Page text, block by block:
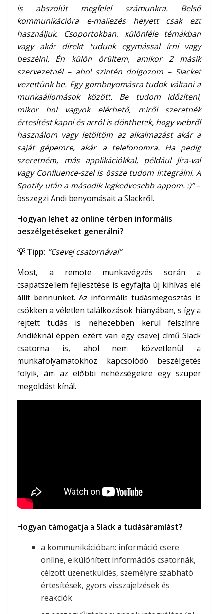
is abszolút megfelel számunkra. Belső
kommunikációra e-mailezés helyett csak ezt
használjuk. Csoportokban, különféle témákban
vagy akár direkt tudunk egymással írni vagy
beszélni. Én külön örültem, amikor 2 másik
szervezetnél – ahol szintén dolgozom – Slacket
vezettünk be. Egy gombnyomásra tudok váltani a
munkaállomások között. Be tudom időzíteni,
mikor hol vagyok elérhető, miről szeretnék
értesítést kapni és arról is dönthetek, hogy webről
használom vagy letöltöm az alkalmazást akár a
saját gépemre, akár a telefonomra. Ha pedig
szeretném, más applikációkkal, például Jira-val
vagy Confluence-szel is össze tudom integrálni. A
Spotify után a második legkedvesebb appom. :)”–
összegzi Andi benyomásait a Slackről.
Hogyan lehet az online térben informális
beszélgetéseket generálni?
💡 Tipp: ”Csevej csatornával”
Most, a remote munkavégzés során a
csapatszellem fejlesztése is egyfajta új kihívás elé
állít bennünket. Az informális tudásmegosztás is
csökken a véletlen találkozások hiányában, s így a
rejtett tudás is nehezebben kerül felszínre.
Andiéknál éppen ezért van egy csevej című Slack
csatorna is, ahol nem közvetlenül a
munkafolyamatokhoz kapcsolódó beszélgetés
folyik, ám az előbbi nehézségekre egy szuper
megoldást kínál.
Hogyan támogatja a Slack a tudásáramlást?
a kommunikációban: információ csere
online, elkülönített információs csatornák,
célzott üzenetküldés, személyre szabható
értesítések, gyors visszajelzések és
reakciók